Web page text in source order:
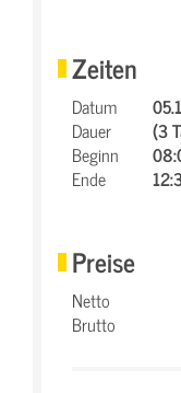
Zeiten
Datum
Dauer
(3
Beginn
Ende
Preise
Netto
Brutto